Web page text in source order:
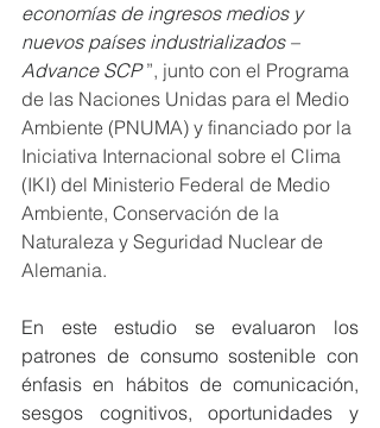
economías de ingresos medios y
nuevos países industrializados –
Advance SCP ”, junto con el Programa
de las Naciones Unidas para el Medio
Ambiente (PNUMA) y financiado por la
Iniciativa Internacional sobre el Clima
(IKI) del Ministerio Federal de Medio
Ambiente, Conservación de la
Naturaleza y Seguridad Nuclear de
Alemania.
En este estudio se evaluaron los
patrones de consumo sostenible con
énfasis en hábitos de comunicación,
sesgos cognitivos, oportunidades y